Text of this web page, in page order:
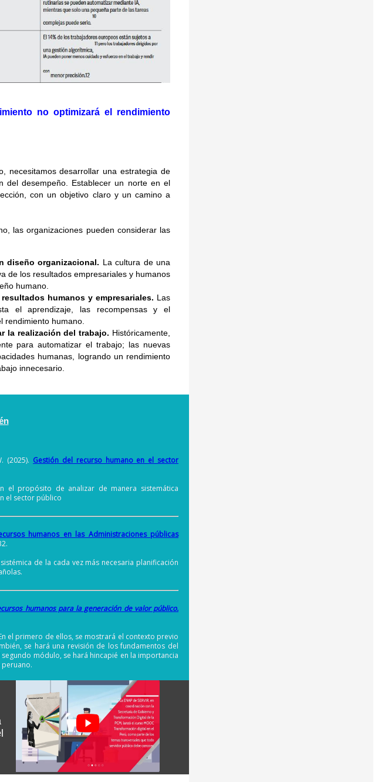
no optimizará el rendimiento
necesitamos desarrollar una estrategia de
del desempeño. Establecer un norte en el
con un objetivo claro y un camino a
las organizaciones pueden considerar las
diseño organizacional. La cultura de una
de los resultados empresariales y humanos
humano.
humanos y empresariales. Las
el aprendizaje, las recompensas y el
rendimiento humano.
la realización del trabajo. Históricamente,
para automatizar el trabajo; las nuevas
humanas, logrando un rendimiento
innecesario.
(2025). Gestión del recurso humano en el sector
el propósito de analizar de manera sistemática
el sector público
humanos en las Administraciones públicas
de la cada vez más necesaria planificación
humanos para la generación de valor público.
el primero de ellos, se mostrará el contexto previo
se hará una revisión de los fundamentos del
módulo, se hará hincapié en la importancia
peruano.